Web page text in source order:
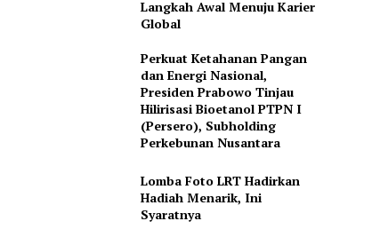
Langkah Awal Menuju Karier
Global
Perkuat Ketahanan Pangan
dan Energi Nasional,
Presiden Prabowo Tinjau
Hilirisasi Bioetanol PTPN I
(Persero), Subholding
Perkebunan Nusantara
Lomba Foto LRT Hadirkan
Hadiah Menarik, Ini
Syaratnya